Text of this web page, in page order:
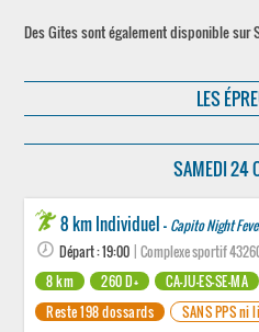
Des Gites sont également disponible sur
LES
SAMEDI 24
8 km Individuel - Capito Night
Départ : 19:00 | Complexe sportif
8 km
260 D+
CA-JU-ES-SE-MA
Reste 198 dossards
SANS PPS ni